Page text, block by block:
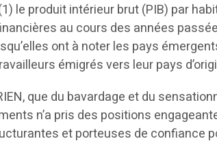
le produit intérieur brut (PIB) par
au cours des années
ont à noter les pays
émigrés vers leur pays
que du bavardage et du
n’a pris des positions
et porteuses de confiance